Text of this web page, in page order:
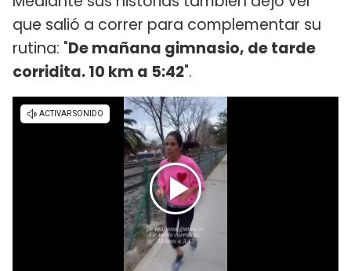
que salió a correr para complementar su
rutina: "De mañana gimnasio, de tarde
corridita. 10 km a 5:42".